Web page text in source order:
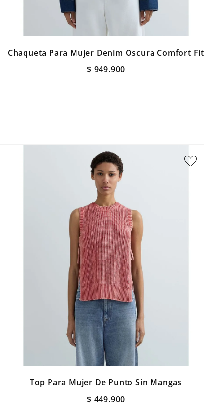
Chaqueta Para Mujer Denim Oscura Comfort Fit
$ 949.900
Top Para Mujer De Punto Sin Mangas
$ 449.900